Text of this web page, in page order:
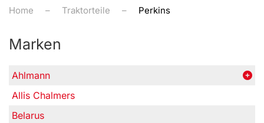
Home Traktorteile Perkins
Marken
Ahlmann
Allis Chalmers
Belarus